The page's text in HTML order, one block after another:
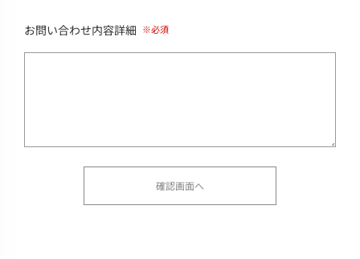
お問い合わせ内容詳細